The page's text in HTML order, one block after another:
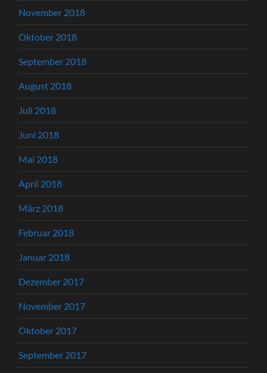
November 2018
Oktober 2018
September 2018
August 2018
Juli 2018
Juni 2018
Mai 2018
April 2018
März 2018
Februar 2018
Januar 2018
Dezember 2017
November 2017
Oktober 2017
September 2017